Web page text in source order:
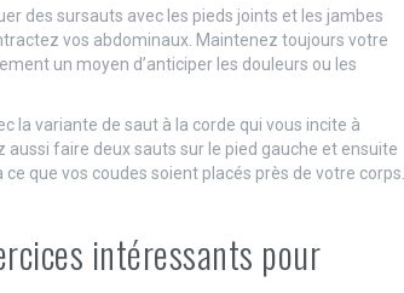
des sursauts avec les pieds joints et les jambes
vos abdominaux. Maintenez toujours votre
un moyen d’anticiper les douleurs ou les
la variante de saut à la corde qui vous incite à
faire deux sauts sur le pied gauche et ensuite
que vos coudes soient placés près de votre corps.
intéressants pour